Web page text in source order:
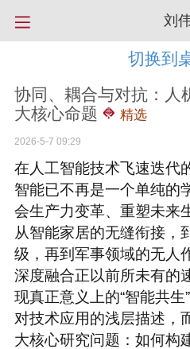
刘
切换到
协同、耦合与对抗：人
大核心命题
精选
2026-5-7 09:29
在人工智能技术飞速迭代
智能已不再是一个单纯的
会生产力变革、重塑未来
从智能家居的无缝衔接，
级，再到军事领域的无人
深度融合正以前所未有的
现真正意义上的“智能共
对技术应用的浅层描述，
大核心研究问题：如何构